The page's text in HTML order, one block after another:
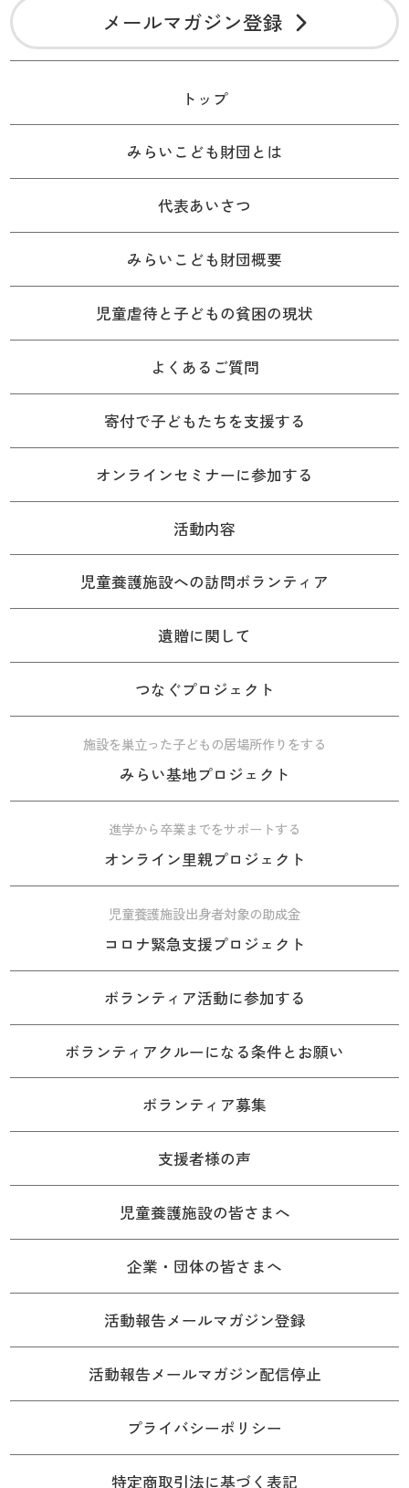
メールマガジン登録
トップ
みらいこども財団とは
代表あいさつ
みらいこども財団概要
児童虐待と子どもの貧困の現状
よくあるご質問
寄付で子どもたちを支援する
オンラインセミナーに参加する
活動内容
児童養護施設への訪問ボランティア
遺贈に関して
つなぐプロジェクト
施設を巣立った子どもの居場所作りをする
みらい基地プロジェクト
進学から卒業までをサポートする
オンライン里親プロジェクト
児童養護施設出身者対象の助成金
コロナ緊急支援プロジェクト
ボランティア活動に参加する
ボランティアクルーになる条件とお願い
ボランティア募集
支援者様の声
児童養護施設の皆さまへ
企業・団体の皆さまへ
活動報告メールマガジン登録
活動報告メールマガジン配信停止
プライバシーポリシー
特定商取引法に基づく表記